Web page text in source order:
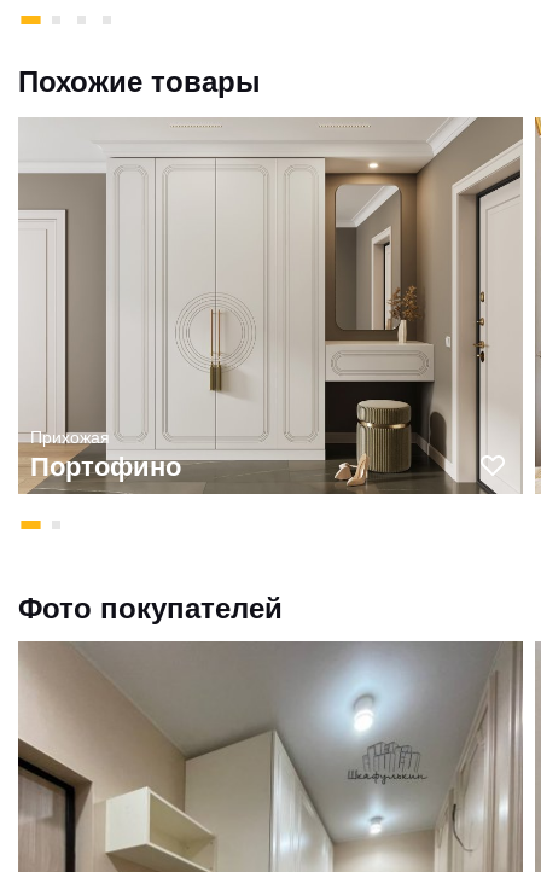
Похожие товары
Прихожая
Портофино
Фото покупателей